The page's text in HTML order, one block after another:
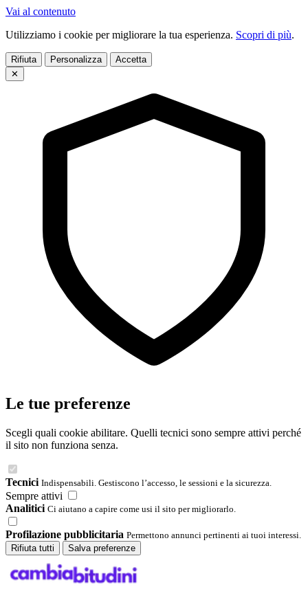
Vai al contenuto
Utilizziamo i cookie per migliorare la tua esperienza. Scopri di più.
Rifiuta Personalizza
Accetta
✕
Le tue preferenze
Scegli quali cookie abilitare. Quelli tecnici sono sempre attivi perché
il sito non funziona senza.
Tecnici Indispensabili. Gestiscono l’accesso, le sessioni e la sicurezza.
Sempre attivi
Analitici Ci aiutano a capire come usi il sito per migliorarlo.
Profilazione pubblicitaria Permettono annunci pertinenti ai tuoi interessi.
Rifiuta tutti
Salva preferenze